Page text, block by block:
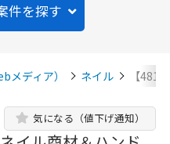
件を探す
メディア） ネイル 【481
気になる（値下げ通知）